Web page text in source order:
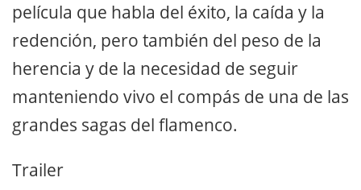
película que habla del éxito, la caída y la
redención, pero también del peso de la
herencia y de la necesidad de seguir
manteniendo vivo el compás de una de las
grandes sagas del flamenco.
Trailer